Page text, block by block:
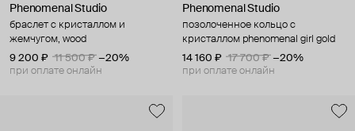
Phenomenal Studio
браслет с кристаллом и
жемчугом, wood
9 200 ₽
11 500 ₽ −20%
при оплате онлайн
Phenomenal Studio
позолоченное кольцо с
кристаллом phenomenal girl gold
14 160 ₽
17 700 ₽ −20%
при оплате онлайн